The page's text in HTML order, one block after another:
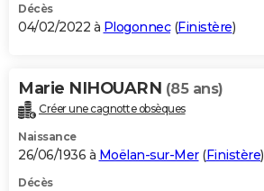
Décès
04/02/2022 à Plogonnec(Finistère)
Marie NIHOUARN (85 ans)
Créer une cagnotte obsèques
Naissance
26/06/1936 à Moëlan-sur-Mer(Finistère)
Décès